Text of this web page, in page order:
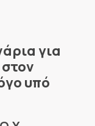
για
υπό